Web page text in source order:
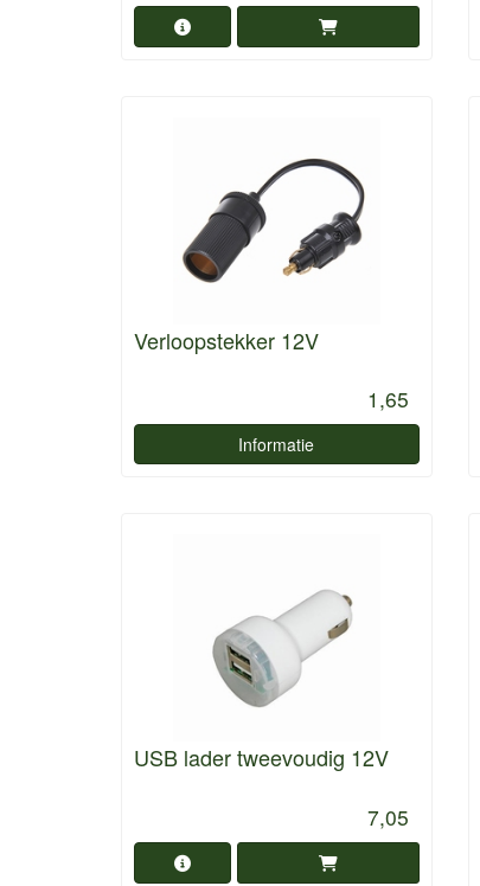
Verloopstekker 12V
1,65
Informatie
USB lader tweevoudig 12V
7,05